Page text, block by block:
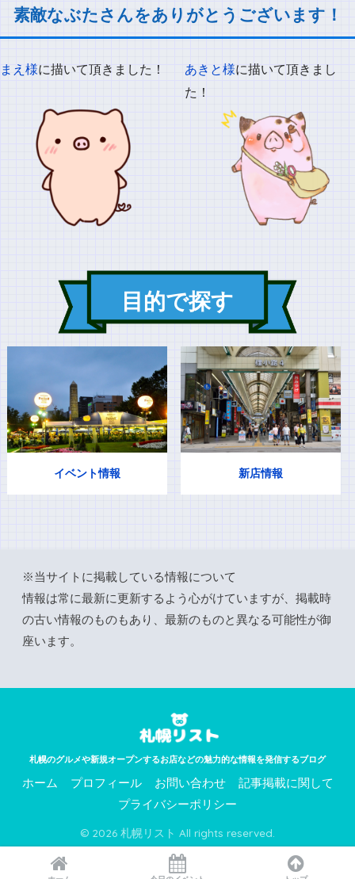
素敵なぶたさんをありがとうございます！
まえ様に描いて頂きました！ あきと様に描いて頂きまし
た！
目的で探す
イベント情報 新店情報
※当サイトに掲載している情報について
情報は常に最新に更新するよう心がけていますが、掲載時
の古い情報のものもあり、最新のものと異なる可能性が御
座います。
札幌のグルメや新規オープンするお店などの魅力的な情報を発信するブログ
ホーム プロフィール お問い合わせ
記事掲載に関して
プライバシーポリシー
© 2026 札幌リスト All rights reserved.